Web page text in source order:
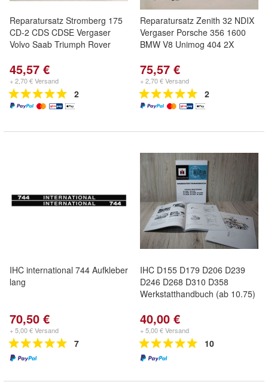
Reparatursatz Stromberg 175
CD-2 CDS CDSE Vergaser
Volvo Saab Triumph Rover
45,57 €
+ 2,70 € Versand
2
Reparatursatz Zenith 32 NDIX
Vergaser Porsche 356 1600
BMW V8 Unimog 404 2X
75,57 €
+ 2,70 € Versand
2
IHC international 744 Aufkleber
lang
70,50 €
+ 5,00 € Versand
7
IHC D155 D179 D206 D239
D246 D268 D310 D358
Werkstatthandbuch (ab 10.75)
40,00 €
+ 5,00 € Versand
10